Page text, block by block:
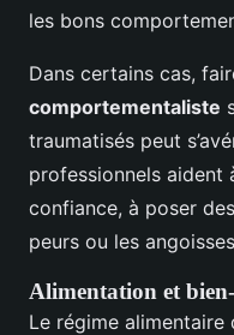
les bons
Dans certains cas,
comportementaliste
traumatisés peut
professionnels aident
confiance, à poser
peurs ou les
Alimentation et
Le régime alimentaire